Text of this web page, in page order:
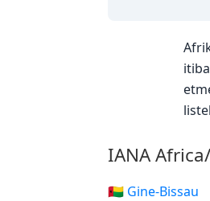
IANA
🇬🇼 Gine-Bissau